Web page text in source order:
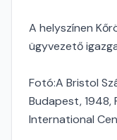
A helyszínen
ügyvezető
Fotó:A Bristol
Budapest,
International